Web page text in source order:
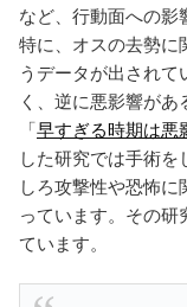
など、行動面への影
特に、オスの去勢に
うデータが出されて
く、逆に悪影響が
「早すぎる時期は悪
した研究では手術
しろ攻撃性や恐怖
っています。その研
ています。